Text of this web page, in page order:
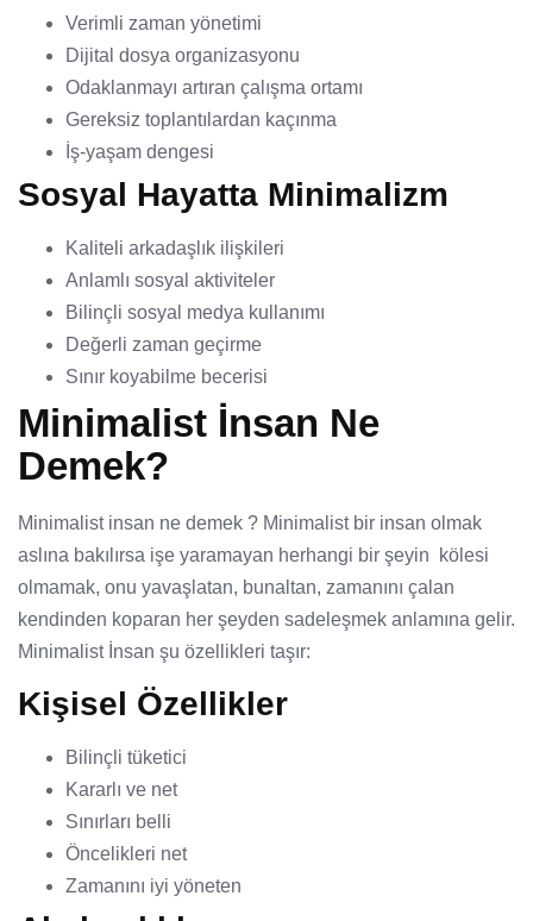
Verimli zaman yönetimi
Dijital dosya organizasyonu
Odaklanmayı artıran çalışma ortamı
Gereksiz toplantılardan kaçınma
İş-yaşam dengesi
Sosyal Hayatta Minimalizm
Kaliteli arkadaşlık ilişkileri
Anlamlı sosyal aktiviteler
Bilinçli sosyal medya kullanımı
Değerli zaman geçirme
Sınır koyabilme becerisi
Minimalist İnsan Ne
Demek?
Minimalist insan ne demek ? Minimalist bir insan olmak
aslına bakılırsa işe yaramayan herhangi bir şeyin kölesi
olmamak, onu yavaşlatan, bunaltan, zamanını çalan
kendinden koparan her şeyden sadeleşmek anlamına gelir.
Minimalist İnsan şu özellikleri taşır:
Kişisel Özellikler
Bilinçli tüketici
Kararlı ve net
Sınırları belli
Öncelikleri net
Zamanını iyi yöneten